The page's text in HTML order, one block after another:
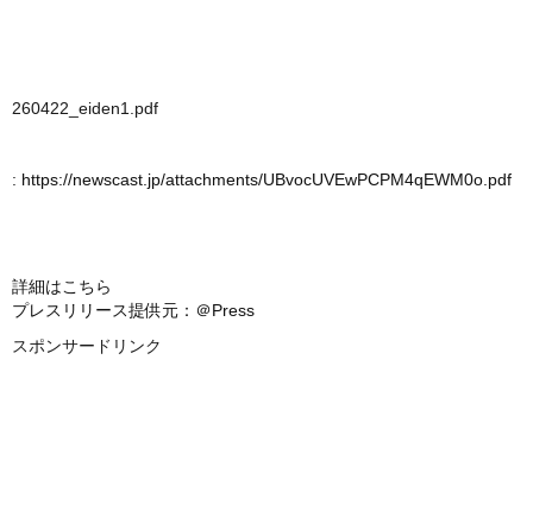
260422_eiden1.pdf
: https://newscast.jp/attachments/UBvocUVEwPCPM4qEWM0o.pdf
詳細はこちら
プレスリリース提供元：＠Press
スポンサードリンク